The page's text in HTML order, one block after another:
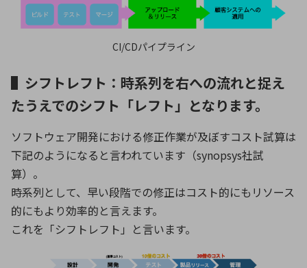
CI/CDパイプライン
▌シフトレフト：時系列を右への流れと捉え
たうえでのシフト「レフト」となります。
ソフトウェア開発における修正作業が及ぼすコスト試算は
下記のようになると言われています（synopsys社試
算）。
時系列として、早い段階での修正はコスト的にもリソース
的にもより効率的と言えます。
これを「シフトレフト」と言います。